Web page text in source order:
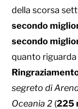
della scorsa
secondo
secondo
quanto riguarda
segreto di
Oceania 2 (225